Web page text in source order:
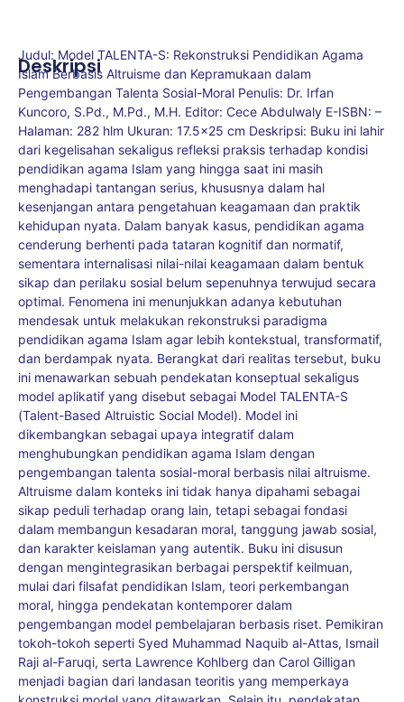
Deskripsi
Judul: Model TALENTA-S: Rekonstruksi Pendidikan Agama
Islam Berbasis Altruisme dan Kepramukaan dalam
Pengembangan Talenta Sosial-Moral Penulis: Dr. Irfan
Kuncoro, S.Pd., M.Pd., M.H. Editor: Cece Abdulwaly E-ISBN: –
Halaman: 282 hlm Ukuran: 17.5×25 cm Deskripsi: Buku ini lahir
dari kegelisahan sekaligus refleksi praksis terhadap kondisi
pendidikan agama Islam yang hingga saat ini masih
menghadapi tantangan serius, khususnya dalam hal
kesenjangan antara pengetahuan keagamaan dan praktik
kehidupan nyata. Dalam banyak kasus, pendidikan agama
cenderung berhenti pada tataran kognitif dan normatif,
sementara internalisasi nilai-nilai keagamaan dalam bentuk
sikap dan perilaku sosial belum sepenuhnya terwujud secara
optimal. Fenomena ini menunjukkan adanya kebutuhan
mendesak untuk melakukan rekonstruksi paradigma
pendidikan agama Islam agar lebih kontekstual, transformatif,
dan berdampak nyata. Berangkat dari realitas tersebut, buku
ini menawarkan sebuah pendekatan konseptual sekaligus
model aplikatif yang disebut sebagai Model TALENTA-S
(Talent-Based Altruistic Social Model). Model ini
dikembangkan sebagai upaya integratif dalam
menghubungkan pendidikan agama Islam dengan
pengembangan talenta sosial-moral berbasis nilai altruisme.
Altruisme dalam konteks ini tidak hanya dipahami sebagai
sikap peduli terhadap orang lain, tetapi sebagai fondasi
dalam membangun kesadaran moral, tanggung jawab sosial,
dan karakter keislaman yang autentik. Buku ini disusun
dengan mengintegrasikan berbagai perspektif keilmuan,
mulai dari filsafat pendidikan Islam, teori perkembangan
moral, hingga pendekatan kontemporer dalam
pengembangan model pembelajaran berbasis riset. Pemikiran
tokoh-tokoh seperti Syed Muhammad Naquib al-Attas, Ismail
Raji al-Faruqi, serta Lawrence Kohlberg dan Carol Gilligan
menjadi bagian dari landasan teoritis yang memperkaya